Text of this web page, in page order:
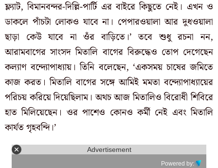
ফ্ল্যাট, বিমানবন্দর-দিল্লি-পার্টি এর বাইরে কিছুতে নেই। এখন ও
ডাকলে পাঁচটা লোকও যাবে না। পেপারওয়ালা আর দুধওয়ালা
ছাড়া কেউ যাবে না ওঁর বাড়িতে।’ তবে শুধু রচনা নন,
আরামবাগের সাংসদ মিতালি বাগের বিরুদ্ধেও তোপ দেগেছেন
কল্যাণ বন্দ্যোপাধ্যায়। তিনি বলেছেন, ‘একসময় চাষের জমিতে
কাজ করত। মিতালি বাগের সঙ্গে আমিই মমতা বন্দ্যোপাধ্যায়ের
পরিচয় করিয়ে দিয়েছিলাম। অথচ আজ মিতালিও বিরোধী শিবিরে
হাত মিলিয়েছেন। ওর পাশেও কোনও কর্মী নেই এবং মিতালি
কার্যত গৃহবন্দি।’
Advertisement
Powered by: